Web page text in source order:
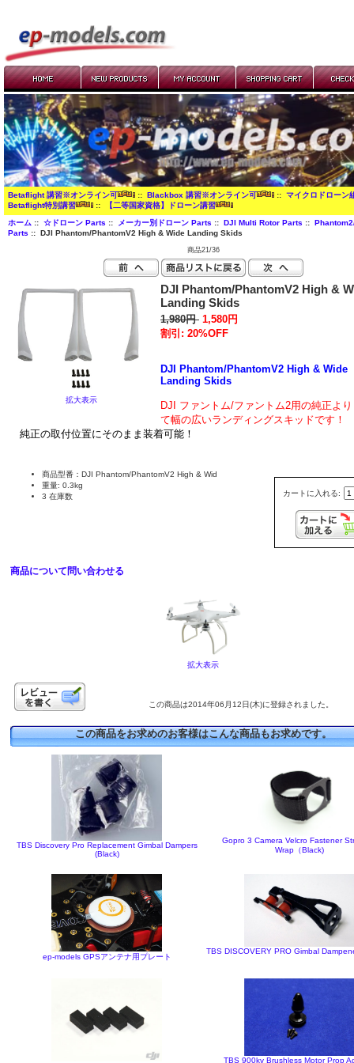
Betaflight 講習※オンライン可 :: Blackbox 講習※オンライン可 :: マイクロドローン
Betaflight特別講習
:: 【二等国家資格】ドローン講習
ホーム:: ☆ドローン Parts :: メーカー別ドローン Parts :: DJI Multi Rotor Parts ::
Parts :: DJI Phantom/PhantomV2 High & Wide Landing Skids
商品21/36
拡大表示
DJI Phantom/PhantomV2 High &
Landing Skids
1,980円 1,580円
割引: 20%OFF
DJI Phantom/PhantomV2 High & Wide
Landing Skids
DJI ファントム/ファントム2用の純正よ
て幅の広いランディングスキッドです！
純正の取付位置にそのまま装着可能！
カートに入れる:
商品型番：DJI Phantom/PhantomV2 High & Wid
重量: 0.3kg
3 在庫数
商品について問い合わせる
拡大表示
この商品は2014年06月12日(木)に登録されました。
この商品をお求めのお客様はこんな商品もお求めです。
TBS Discovery Pro Replacement Gimbal Dampers
(Black)
Gopro 3 Camera Velcro Fastener
Wrap（Black)
ep-models GPSアンテナ用プレート
TBS DISCOVERY PRO Gimbal
TBS 900kv Brushless Motor Prop